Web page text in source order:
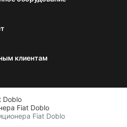
клиентам
Doblo
Fiat Doblo
Fiat Doblo